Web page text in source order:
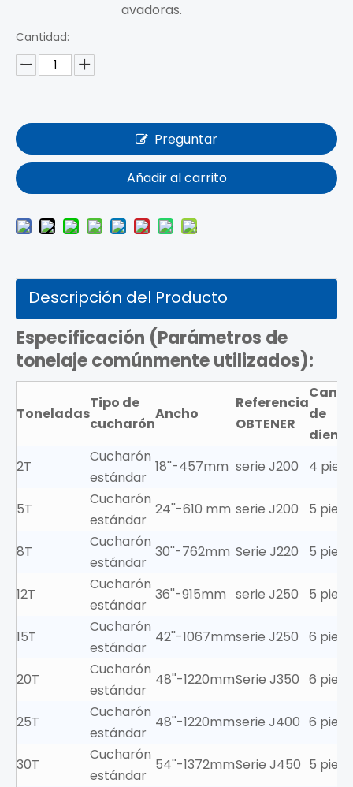
avadoras.
Cantidad:
Preguntar
Añadir al carrito
Descripción del Producto
Especificación (Parámetros de
tonelaje comúnmente utilizados):
Toneladas
Tipo de
cucharón
Ancho
Referencia
OBTENER
de
2T
Cucharón
estándar
18''-457mm serie J200 4
5T
Cucharón
estándar
24''-610 mm serie J200 5
8T
Cucharón
estándar
30''-762mm Serie J220 5
12T
Cucharón
estándar
36''-915mm serie J250 5
15T
Cucharón
estándar
42''-1067mmserie J250 6
20T
Cucharón
estándar
48''-1220mmSerie J350 6
25T
Cucharón
estándar
48''-1220mmserie J400 6
30T
Cucharón
estándar
54''-1372mmSerie J450 5